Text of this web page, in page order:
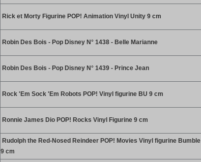
Rick et Morty Figurine POP! Animation Vinyl Unity 9 cm
Robin Des Bois - Pop Disney N° 1438 - Belle Marianne
Robin Des Bois - Pop Disney N° 1439 - Prince Jean
Rock 'Em Sock 'Em Robots POP! Vinyl figurine BU 9 cm
Ronnie James Dio POP! Rocks Vinyl Figurine 9 cm
Rudolph the Red-Nosed Reindeer POP! Movies Vinyl figurine Bumble
9 cm